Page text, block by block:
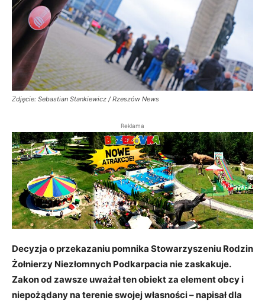
Zdjęcie: Sebastian Stankiewicz / Rzeszów News
Reklama
Decyzja o przekazaniu pomnika Stowarzyszeniu Rodzin
Żołnierzy Niezłomnych Podkarpacia nie zaskakuje.
Zakon od zawsze uważał ten obiekt za element obcy i
niepożądany na terenie swojej własności – napisał dla